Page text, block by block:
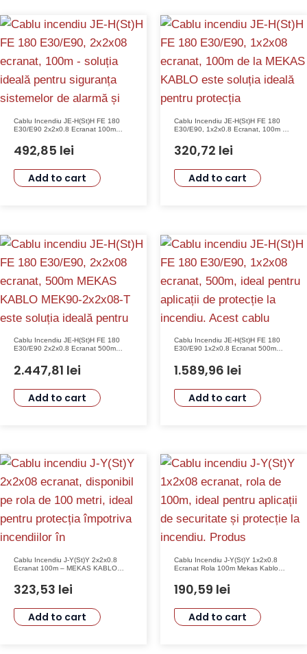
Cablu Incendiu JE-H(St)H FE 180
E30/E90 2x2x0.8 Ecranat 100m
492,85 lei
Add to cart
Cablu Incendiu JE-H(St)H FE 180
E30/E90, 1x2x0.8 Ecranat, 100m –
320,72 lei
Add to cart
Cablu Incendiu JE-H(St)H FE 180
E30/E90 2x2x0.8 Ecranat 500m
2.447,81 lei
Add to cart
Cablu Incendiu JE-H(St)H FE 180
E30/E90 1x2x0.8 Ecranat 500m
1.589,96 lei
Add to cart
Cablu Incendiu J-Y(St)Y 2x2x0.8
Ecranat 100m – MEKAS KABLO
323,53 lei
Add to cart
Cablu Incendiu J-Y(St)Y 1x2x0.8
Ecranat Rola 100m Mekas Kablo
190,59 lei
Add to cart